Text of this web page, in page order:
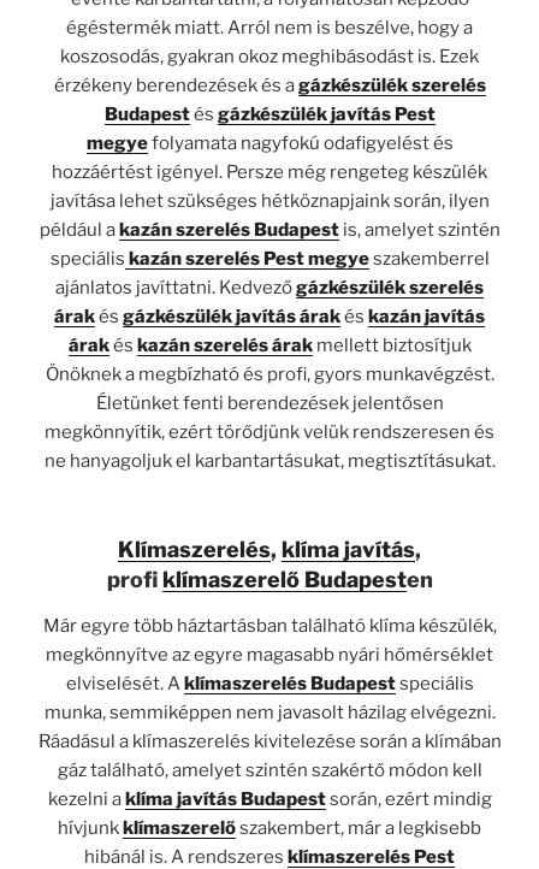
égéstermék miatt. Arról nem is beszélve, hogy a
koszosodás, gyakran okoz meghibásodást is. Ezek
érzékeny berendezések és agázkészülék szerelés
Budapestés gázkészülék javítás Pest
megyefolyamata nagyfokú odafigyelést és
hozzáértést igényel. Persze még rengeteg készülék
javítása lehet szükséges hétköznapjaink során, ilyen
például akazán szerelés Budapestis, amelyet szintén
speciális kazán szerelés Pest megyeszakemberrel
ajánlatos javíttatni. Kedvezőgázkészülék szerelés
árakés gázkészülék javítás árakés kazán javítás
árakés kazán szerelés árakmellett biztosítjuk
Önöknek a megbízható és profi, gyors munkavégzést.
Életünket fenti berendezések jelentősen
megkönnyítik, ezért törődjünk velük rendszeresen és
ne hanyagoljuk el karbantartásukat, megtisztításukat.
Klímaszerelés, klíma javítás,
profi klímaszerelő Budapesten
Már egyre több háztartásban található klíma készülék,
megkönnyítve az egyre magasabb nyári hőmérséklet
elviselését. Aklímaszerelés Budapestspeciális
munka, semmiképpen nem javasolt házilag elvégezni.
Ráadásul a klímaszerelés kivitelezése során a klímában
gáz található, amelyet szintén szakértő módon kell
kezelni aklíma javítás Budapestsorán, ezért mindig
hívjunkklímaszerelőszakembert, már a legkisebb
hibánál is. A rendszeres klímaszerelés Pest